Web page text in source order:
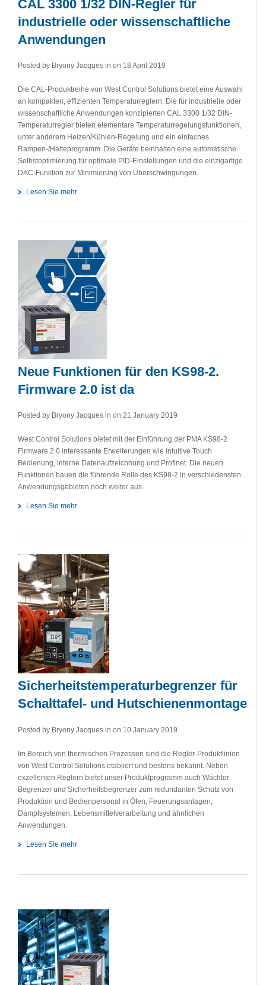
CAL 3300 1/32 DIN-Regler für
industrielle oder wissenschaftliche
Anwendungen
Posted by Bryony Jacques in on 18 April 2019
Die CAL-Produktreihe von West Control Solutions bietet eine Auswahl
an kompakten, effizienten Temperaturreglern. Die für industrielle oder
wissenschaftliche Anwendungen konzipierten CAL 3300 1/32 DIN-
Temperaturregler bieten elementare Temperaturregelungsfunktionen,
unter anderem Heizen/Kühlen-Regelung und ein einfaches
Rampen-/Halteprogramm. Die Geräte beinhalten eine automatische
Selbstoptimierung für optimale PID-Einstellungen und die einzigartige
DAC-Funktion zur Minimierung von Überschwingungen.
Lesen Sie mehr
Neue Funktionen für den KS98-2.
Firmware 2.0 ist da
Posted by Bryony Jacques in on 21 January 2019
West Control Solutions bietet mit der Einführung der PMA KS98-2
Firmware 2.0 interessante Erweiterungen wie intuitive Touch
Bedienung, interne Datenaufzeichnung und Profinet. Die neuen
Funktionen bauen die führende Rolle des KS98-2 in verschiedensten
Anwendungsgebieten noch weiter aus.
Lesen Sie mehr
Sicherheitstemperaturbegrenzer für
Schalttafel- und Hutschienenmontage
Posted by Bryony Jacques in on 10 January 2019
Im Bereich von thermischen Prozessen sind die Regler-Produktlinien
von West Control Solutions etabliert und bestens bekannt. Neben
exzellenten Reglern bietet unser Produktprogramm auch Wächter
Begrenzer und Sicherheitsbegrenzer zum redundanten Schutz von
Produktion und Bedienpersonal in Öfen, Feuerungsanlagen,
Dampfsystemen, Lebensmittelverarbeitung und ähnlichen
Anwendungen.
Lesen Sie mehr